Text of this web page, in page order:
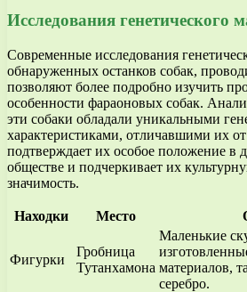
Исследования генетического
Современные исследования
обнаруженных останков собак,
позволяют более подробно изучить
особенности фараоновых собак.
эти собаки обладали уникальными
характеристиками, отличавшими их
подтверждает их особое положение в
обществе и подчеркивает их
значимость.
Находки Место
Фигурки
Гробница
Тутанхамона
Маленькие
материалов,
серебро.